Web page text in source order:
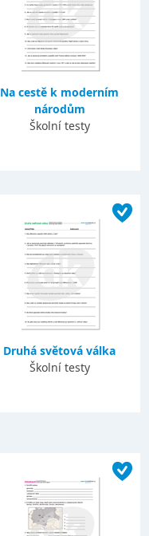
Na cestě k moderním
národům
Školní testy
Druhá světová válka
Školní testy